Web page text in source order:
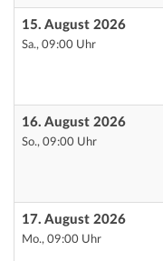
15. August 2026
Sa., 09:00 Uhr
16. August 2026
So., 09:00 Uhr
17. August 2026
Mo., 09:00 Uhr